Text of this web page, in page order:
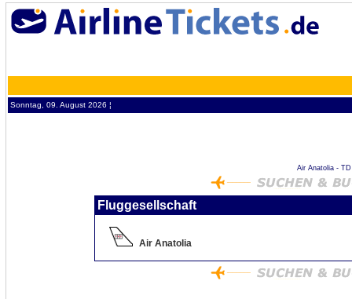
Sonntag, 09. August 2026 ¦
Air Anatolia -
Fluggesellschaft
Air Anatolia